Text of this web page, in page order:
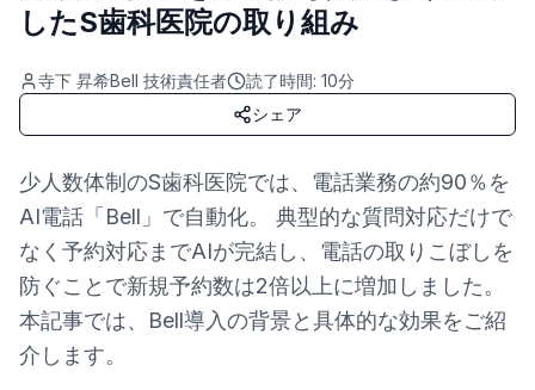
したS歯科医院の取り組み
寺下 昇希Bell 技術責任者 読了時間: 10分
シェア
少人数体制のS歯科医院では、電話業務の約90％を
AI電話「Bell」で自動化。 典型的な質問対応だけで
なく予約対応までAIが完結し、電話の取りこぼしを
防ぐことで新規予約数は2倍以上に増加しました。
本記事では、Bell導入の背景と具体的な効果をご紹
介します。